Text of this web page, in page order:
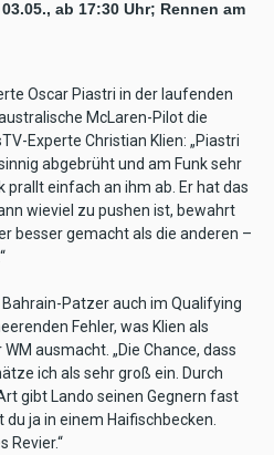
ab 17:30 Uhr; Rennen am
Oscar Piastri in der laufenden
McLaren-Pilot die
Experte Christian Klien: „Piastri
abgebrüht und am Funk sehr
prallt einfach an ihm ab. Er hat das
wieviel zu pushen ist, bewahrt
besser gemacht als die anderen –
Patzer auch im Qualifying
Fehler, was Klien als
ausmacht. „Die Chance, dass
ich als sehr groß ein. Durch
gibt Lando seinen Gegnern fast
ja in einem Haifischbecken.
Revier.“